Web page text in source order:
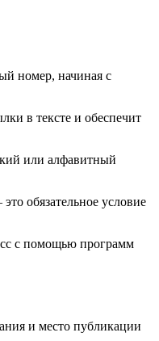
номер, начиная с
в тексте и обеспечит
или алфавитный
обязательное условие
с помощью программ
и место публикации